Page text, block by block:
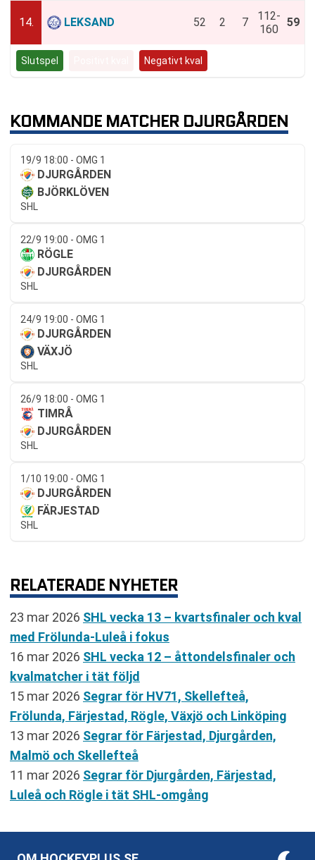
14. LEKSAND 52 2 7
112-
160
59
Slutspel Negativt kval
KOMMANDE MATCHER DJURGÅRDEN
19/9 18:00 - OMG 1
DJURGÅRDEN
BJÖRKLÖVEN
SHL
22/9 19:00 - OMG 1
RÖGLE
DJURGÅRDEN
SHL
24/9 19:00 - OMG 1
DJURGÅRDEN
VÄXJÖ
SHL
26/9 18:00 - OMG 1
TIMRÅ
DJURGÅRDEN
SHL
1/10 19:00 - OMG 1
DJURGÅRDEN
FÄRJESTAD
SHL
RELATERADE NYHETER
23 mar 2026 SHL vecka 13 – kvartsfinaler och kval
med Frölunda-Luleå i fokus
16 mar 2026 SHL vecka 12 – åttondelsfinaler och
kvalmatcher i tät följd
15 mar 2026 Segrar för HV71, Skellefteå,
Frölunda, Färjestad, Rögle, Växjö och Linköping
13 mar 2026 Segrar för Färjestad, Djurgården,
Malmö och Skellefteå
11 mar 2026 Segrar för Djurgården, Färjestad,
Luleå och Rögle i tät SHL-omgång